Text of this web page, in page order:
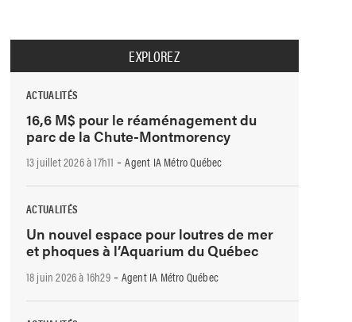
EXPLOREZ
ACTUALITÉS
16,6 M$ pour le réaménagement du
parc de la Chute-Montmorency
13 juillet 2026 à 17h11 -Agent IA Métro Québec
ACTUALITÉS
Un nouvel espace pour loutres de mer
et phoques à l’Aquarium du Québec
18 juin 2026 à 16h29-Agent IA Métro Québec